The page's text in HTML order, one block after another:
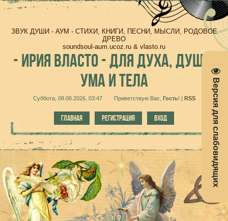
Версия для слабовидящих
ЗВУК ДУШИ - АУМ - СТИХИ, КНИГИ, ПЕСНИ, МЫСЛИ, РОДОВОЕ
ДРЕВО
soundsoul-aum.ucoz.ru & vlasto.ru
-ИРИЯ ВЛАСТО - ДЛЯ ДУХА, ДУШИ,
УМА И ТЕЛА
Суббота, 08.08.2026, 03:47 Приветствую Вас Гость!| RSS
ГЛАВНАЯ РЕГИСТРАЦИЯ ВХОД